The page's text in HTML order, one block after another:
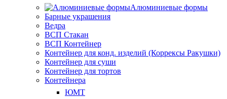
Алюминиевые формы
Барные украшения
Ведра
ВСП Стакан
ВСП Контейнер
Контейнер для конд. изделий (Коррексы Ракушки)
Контейнер для суши
Контейнер для тортов
Контейнера
ЮМТ